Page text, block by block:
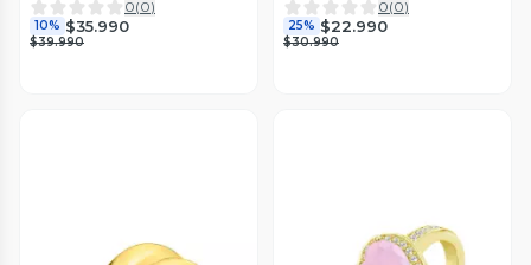
0(0)
10% $35.990
$39.990
0(0)
25% $22.990
$30.990